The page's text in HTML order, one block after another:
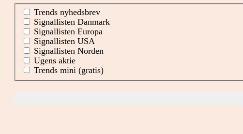
Trends nyhedsbrev
Signallisten Danmark
Signallisten Europa
Signallisten USA
Signallisten Norden
Ugens aktie
Trends mini (gratis)